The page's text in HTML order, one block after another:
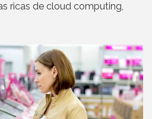
ricas de cloud computing,